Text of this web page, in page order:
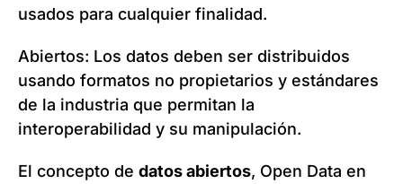
usados para cualquier finalidad.
Abiertos: Los datos deben ser distribuidos
usando formatos no propietarios y estándares
de la industria que permitan la
interoperabilidad y su manipulación.
El concepto de datos abiertos, Open Data en